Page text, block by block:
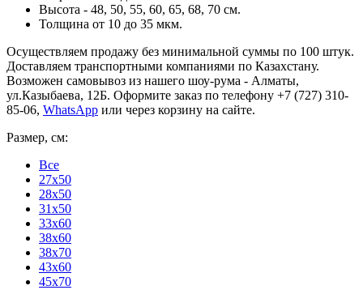
Высота - 48, 50, 55, 60, 65, 68, 70 см.
Толщина от 10 до 35 мкм.
Осуществляем продажу без минимальной суммы по 100 штук.
Доставляем транспортными компаниями по Казахстану.
Возможен самовывоз из нашего шоу-рума - Алматы,
ул.Казыбаева, 12Б. Оформите заказ по телефону +7 (727) 310-
85-06, WhatsApp или через корзину на сайте.
Размер, см:
Все
27x50
28x50
31x50
33x60
38x60
38x70
43x60
45x70